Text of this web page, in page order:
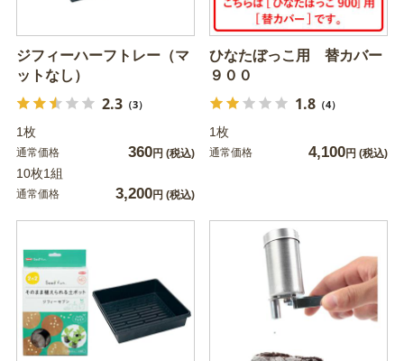
ジフィーハーフトレー（マ
ットなし）
2.3（3）
1枚
通常価格 360円 (税込)
10枚1組
通常価格 3,200円 (税込)
ひなたぼっこ用 替カバー
９００
1.8（4）
1枚
通常価格 4,100円 (税込)